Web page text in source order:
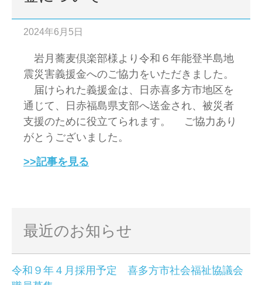
2024年6月5日
岩月蕎麦倶楽部様より令和６年能登半島地
震災害義援金へのご協力をいただきました。
届けられた義援金は、日赤喜多方市地区を
通じて、日赤福島県支部へ送金され、被災者
支援のために役立てられます。 ご協力あり
がとうございました。
>>記事を見る
最近のお知らせ
令和９年４月採用予定 喜多方市社会福祉協議会